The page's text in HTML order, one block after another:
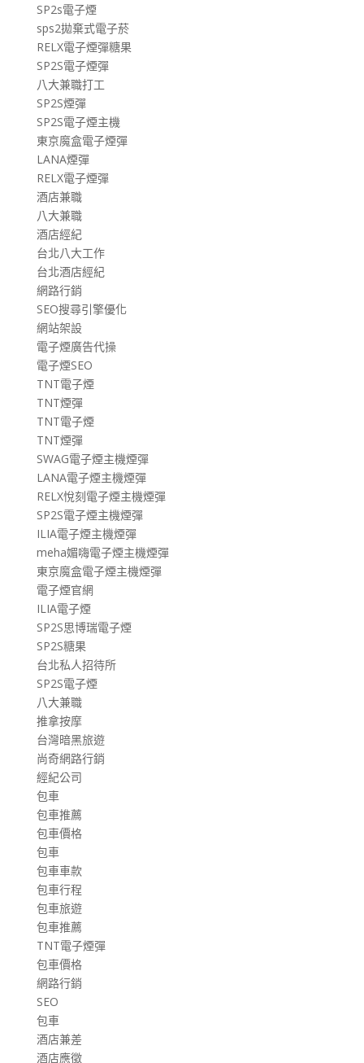
SP2s電子煙
sps2拋棄式電子菸
RELX電子煙彈糖果
SP2S電子煙彈
八大兼職打工
SP2S煙彈
SP2S電子煙主機
東京魔盒電子煙彈
LANA煙彈
RELX電子煙彈
酒店兼職
八大兼職
酒店經紀
台北八大工作
台北酒店經紀
網路行銷
SEO搜尋引擎優化
網站架設
電子煙廣告代操
電子煙SEO
TNT電子煙
TNT煙彈
TNT電子煙
TNT煙彈
SWAG電子煙主機煙彈
LANA電子煙主機煙彈
RELX悅刻電子煙主機煙彈
SP2S電子煙主機煙彈
ILIA電子煙主機煙彈
meha媚嗨電子煙主機煙彈
東京魔盒電子煙主機煙彈
電子煙官網
ILIA電子煙
SP2S思博瑞電子煙
SP2S糖果
台北私人招待所
SP2S電子煙
八大兼職
推拿按摩
台灣暗黑旅遊
尚奇網路行銷
經紀公司
包車
包車推薦
包車價格
包車
包車車款
包車行程
包車旅遊
包車推薦
TNT電子煙彈
包車價格
網路行銷
SEO
包車
酒店兼差
酒店應徵